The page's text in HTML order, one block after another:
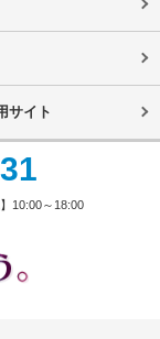
サイト
10:00～18:00